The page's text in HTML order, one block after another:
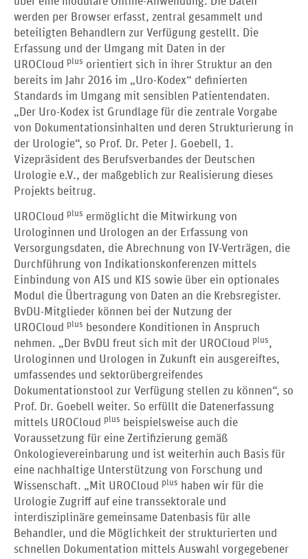
werden per Browser erfasst, zentral gesammelt und
beteiligten Behandlern zur Verfügung gestellt. Die
Erfassung und der Umgang mit Daten in der
UROCloud plus orientiert sich in ihrer Struktur an den
bereits im Jahr 2016 im „Uro-Kodex“ definierten
Standards im Umgang mit sensiblen Patientendaten.
„Der Uro-Kodex ist Grundlage für die zentrale Vorgabe
von Dokumentationsinhalten und deren Strukturierung in
der Urologie“, so Prof. Dr. Peter J. Goebell, 1.
Vizepräsident des Berufsverbandes der Deutschen
Urologie e.V., der maßgeblich zur Realisierung dieses
Projekts beitrug.
UROCloud plus ermöglicht die Mitwirkung von
Urologinnen und Urologen an der Erfassung von
Versorgungsdaten, die Abrechnung von IV-Verträgen, die
Durchführung von Indikationskonferenzen mittels
Einbindung von AIS und KIS sowie über ein optionales
Modul die Übertragung von Daten an die Krebsregister.
BvDU-Mitglieder können bei der Nutzung der
UROCloud plus besondere Konditionen in Anspruch
nehmen. „Der BvDU freut sich mit der UROCloud plus,
Urologinnen und Urologen in Zukunft ein ausgereiftes,
umfassendes und sektorübergreifendes
Dokumentationstool zur Verfügung stellen zu können“, so
Prof. Dr. Goebell weiter. So erfüllt die Datenerfassung
mittels UROCloud plus beispielsweise auch die
Voraussetzung für eine Zertifizierung gemäß
Onkologievereinbarung und ist weiterhin auch Basis für
eine nachhaltige Unterstützung von Forschung und
Wissenschaft. „Mit UROCloud plus
haben wir für die
Urologie Zugriff auf eine transsektorale und
interdisziplinäre gemeinsame Datenbasis für alle
Behandler, und die Möglichkeit der strukturierten und
schnellen Dokumentation mittels Auswahl vorgegebener